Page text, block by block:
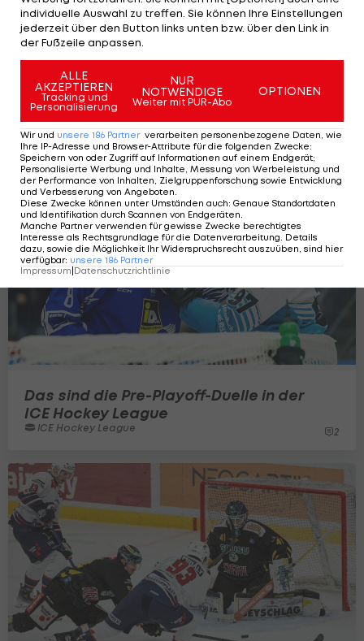
ICE LIVE: Pre-Playoff-Konferenz mit VSV
- Black Wings
ICE Hockey League 1
Das sind die Pre-Playoff-Duelle in der
ICE Hockey League
ICE Hockey League 2
individuelle Auswahl zu treffen. Sie können Ihre Einstellungen
jederzeit über den Button links unten bzw. über den Link in
der Fußzeile anpassen.
ALLE
AKZEPTIEREN
Tracking und
Personalisierung
NUR
NOTWENDIGE
Weiter mit PUR-Abo
OPTIONEN
Wir und unsere 186 Partner verarbeiten personenbezogene Daten, wie
Ihre IP-Adresse und Browser-Attribute für die folgenden Zwecke:
Speichern von oder Zugriff auf Informationen auf einem Endgerät;
Personalisierte Werbung und Inhalte, Messung von Werbeleistung und
der Performance von Inhalten, Zielgruppenforschung sowie Entwicklung
und Verbesserung von Angeboten
Diese Zwecke können unter Umständen auch: Genaue Standortdaten
und Identifikation durch Scannen von Endgeräten
Manche Partner verwenden für gewisse Zwecke berechtigtes
Interesse als Rechtsgrundlage für die Datenverarbeitung. Details
dazu, sowie die Möglichkeit Ihr Widerspruchsrecht auszuüben, sind hier
verfügbar: unsere 186 Partner
Impressum|Datenschutzrichtlinie